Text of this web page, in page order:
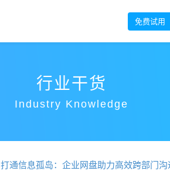
免费试用
行业干货
Industry Knowledge
打通信息孤岛：企业网盘助力高效跨部门沟